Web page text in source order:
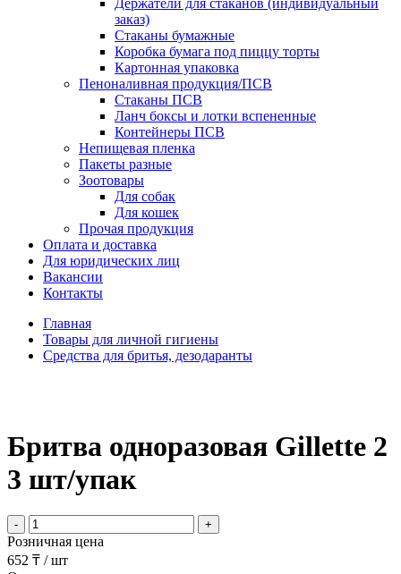
Держатели для стаканов (индивидуальный
заказ)
Стаканы бумажные
Коробка бумага под пиццу торты
Картонная упаковка
Пеноналивная продукция/ПСВ
Стаканы ПСВ
Ланч боксы и лотки вспененные
Контейнеры ПСВ
Непищевая пленка
Пакеты разные
Зоотовары
Для собак
Для кошек
Прочая продукция
Оплата и доставка
Для юридических лиц
Вакансии
Контакты
Главная
Товары для личной гигиены
Средства для бритья, дезодаранты
Бритва одноразовая Gillette 2
3 шт/упак
- +
Розничная цена
652 ₸ /шт